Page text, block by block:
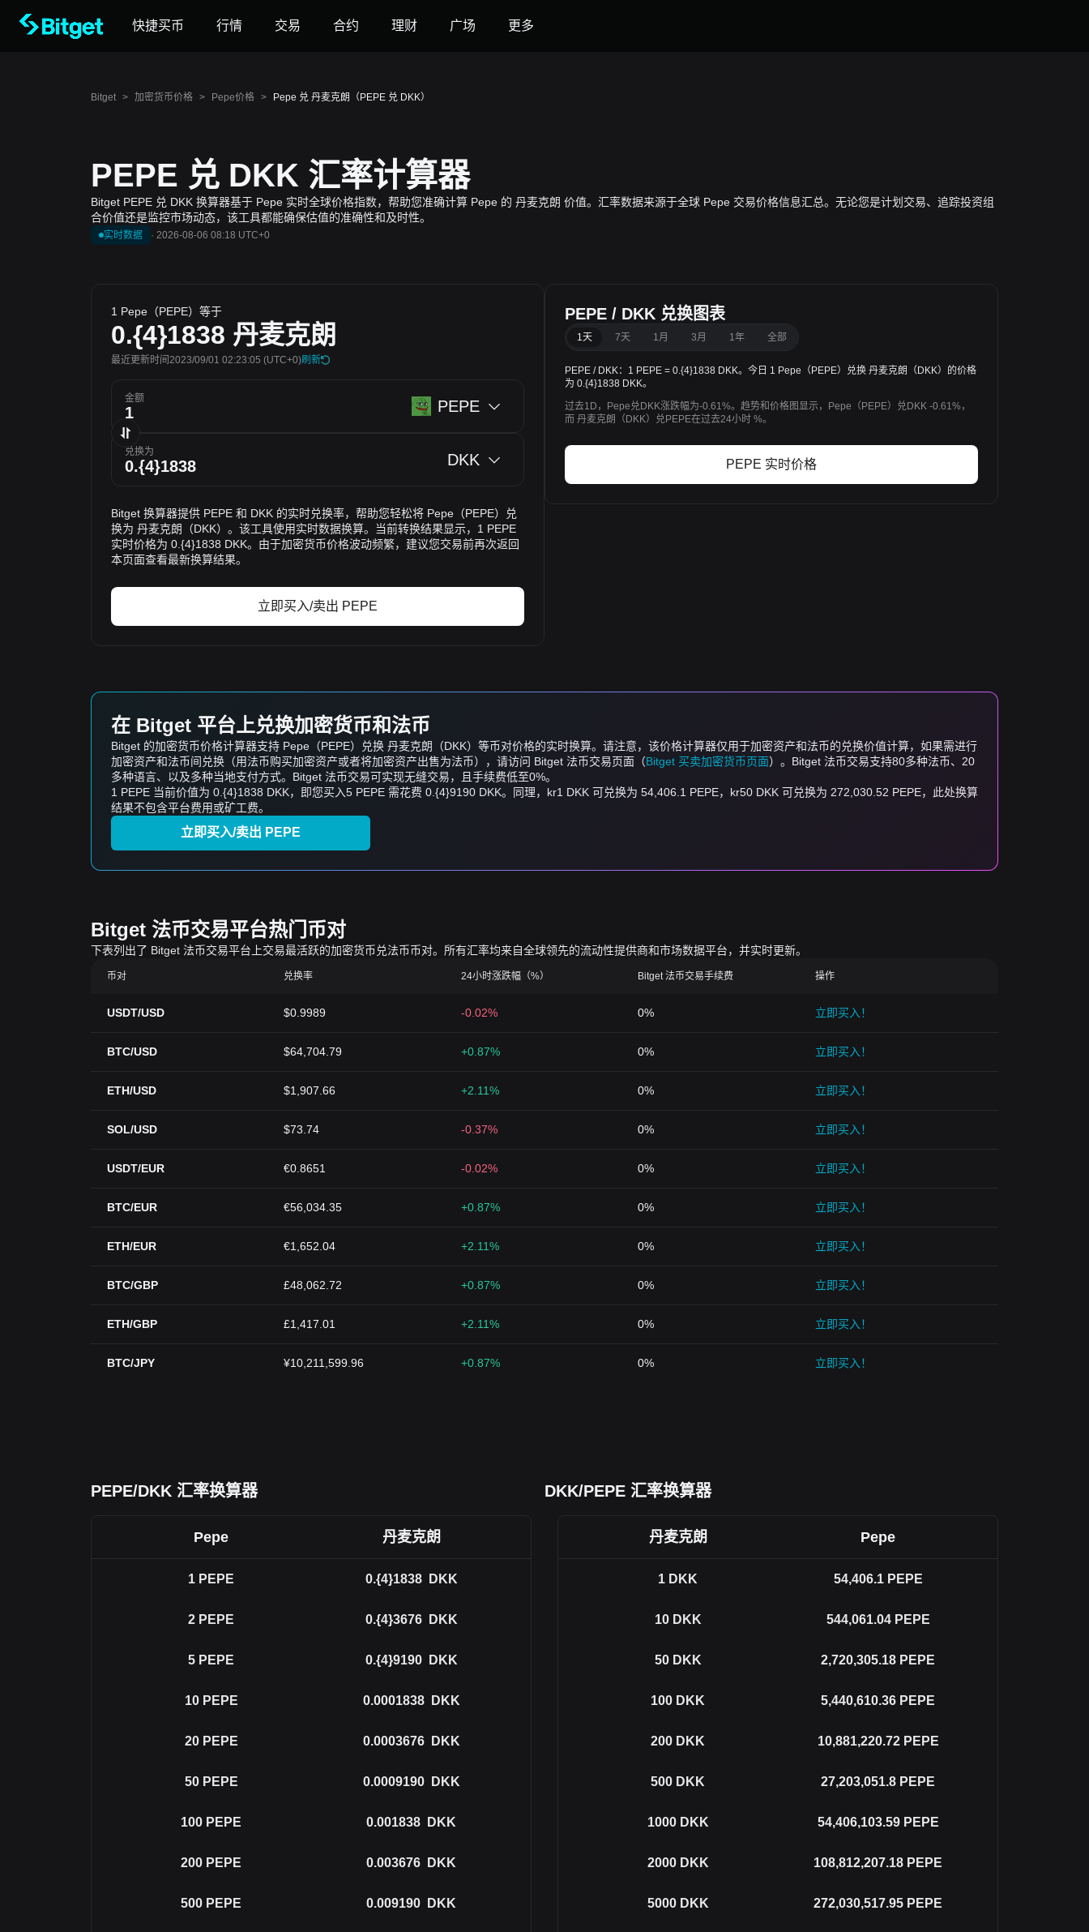
快捷买币 行情 交易 合约 理财 广场 更多
Bitget > 加密货币价格 > Pepe价格 > Pepe 兑 丹麦克朗（PEPE 兑 DKK）
PEPE 兑 DKK 汇率计算器
Bitget PEPE 兑 DKK 换算器基于 Pepe 实时全球价格指数，帮助您准确计算 Pepe 的 丹麦克朗 价值。汇率数据来源于全球 Pepe 交易价格信息汇总。无论您是计划交易、追踪投资组
合价值还是监控市场动态，该工具都能确保估值的准确性和及时性。
实时数据 · 2026-08-06 08:18 UTC+0
1 Pepe（PEPE）等于
0.{4}1838 丹麦克朗
最近更新时间2023/09/01 02:23:05 (UTC+0)刷新
金额 PEPE
兑换为 DKK
Bitget 换算器提供 PEPE 和 DKK 的实时兑换率，帮助您轻松将 Pepe（PEPE）兑
换为 丹麦克朗（DKK）。该工具使用实时数据换算。当前转换结果显示，1 PEPE
实时价格为 0.{4}1838 DKK。由于加密货币价格波动频繁，建议您交易前再次返回
本页面查看最新换算结果。
立即买入/卖出 PEPE
PEPE / DKK 兑换图表
1天 7天 1月 3月 1年 全部
PEPE / DKK：1 PEPE = 0.{4}1838 DKK。今日 1 Pepe（PEPE）兑换 丹麦克朗（DKK）的价格
为 0.{4}1838 DKK。
过去1D，Pepe兑DKK涨跌幅为-0.61%。趋势和价格图显示，Pepe（PEPE）兑DKK -0.61%，
而 丹麦克朗（DKK）兑PEPE在过去24小时 %。
PEPE 实时价格
在 Bitget 平台上兑换加密货币和法币
Bitget 的加密货币价格计算器支持 Pepe（PEPE）兑换 丹麦克朗（DKK）等币对价格的实时换算。请注意，该价格计算器仅用于加密资产和法币的兑换价值计算，如果需进行
加密资产和法币间兑换（用法币购买加密资产或者将加密资产出售为法币），请访问 Bitget 法币交易页面（Bitget 买卖加密货币页面）。Bitget 法币交易支持80多种法币、20
多种语言、以及多种当地支付方式。Bitget 法币交易可实现无缝交易，且手续费低至0%。
1 PEPE 当前价值为 0.{4}1838 DKK，即您买入5 PEPE 需花费 0.{4}9190 DKK。同理，kr1 DKK 可兑换为 54,406.1 PEPE，kr50 DKK 可兑换为 272,030.52 PEPE，此处换算
结果不包含平台费用或矿工费。
立即买入/卖出 PEPE
Bitget 法币交易平台热门币对
下表列出了 Bitget 法币交易平台上交易最活跃的加密货币兑法币币对。所有汇率均来自全球领先的流动性提供商和市场数据平台，并实时更新。
币对 兑换率 24小时涨跌幅（%） Bitget 法币交易手续费 操作
USDT/USD $0.9989 -0.02% 0% 立即买入！
BTC/USD $64,704.79 +0.87% 0% 立即买入！
ETH/USD $1,907.66 +2.11% 0% 立即买入！
SOL/USD $73.74 -0.37% 0% 立即买入！
USDT/EUR €0.8651 -0.02% 0% 立即买入！
BTC/EUR €56,034.35 +0.87% 0% 立即买入！
ETH/EUR €1,652.04 +2.11% 0% 立即买入！
BTC/GBP £48,062.72 +0.87% 0% 立即买入！
ETH/GBP £1,417.01 +2.11% 0% 立即买入！
BTC/JPY ¥10,211,599.96 +0.87% 0% 立即买入！
PEPE/DKK 汇率换算器 DKK/PEPE 汇率换算器
Pepe 丹麦克朗
1 PEPE 0.{4}1838 DKK
2 PEPE 0.{4}3676 DKK
5 PEPE 0.{4}9190 DKK
10 PEPE 0.0001838 DKK
20 PEPE 0.0003676 DKK
50 PEPE 0.0009190 DKK
100 PEPE 0.001838 DKK
200 PEPE 0.003676 DKK
500 PEPE 0.009190 DKK
丹麦克朗 Pepe
1 DKK 54,406.1 PEPE
10 DKK 544,061.04 PEPE
50 DKK 2,720,305.18 PEPE
100 DKK 5,440,610.36 PEPE
200 DKK 10,881,220.72 PEPE
500 DKK 27,203,051.8 PEPE
1000 DKK 54,406,103.59 PEPE
2000 DKK 108,812,207.18 PEPE
5000 DKK 272,030,517.95 PEPE